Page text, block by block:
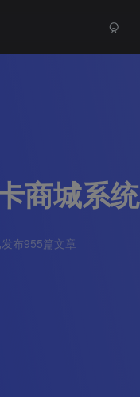
商城系统
布955篇文章